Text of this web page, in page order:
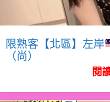
限熟客【北區】左岸
（尚）
閱